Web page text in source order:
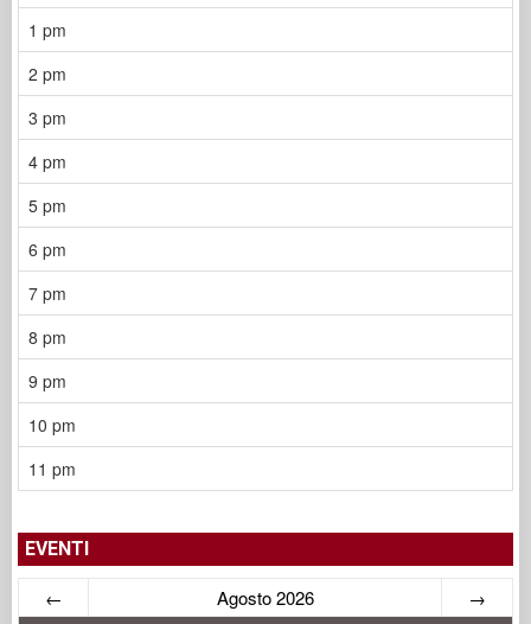
1 pm
2 pm
3 pm
4 pm
5 pm
6 pm
7 pm
8 pm
9 pm
10 pm
11 pm
EVENTI
← Agosto 2026 →